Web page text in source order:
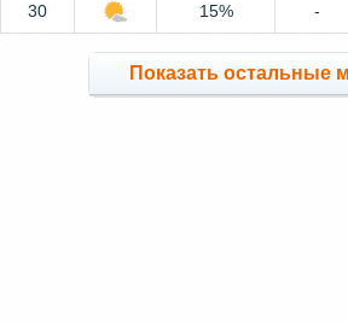
30 15% -
Показать остальные